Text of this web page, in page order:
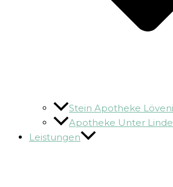
Stein Apotheke
Apotheke Unter
Leistungen